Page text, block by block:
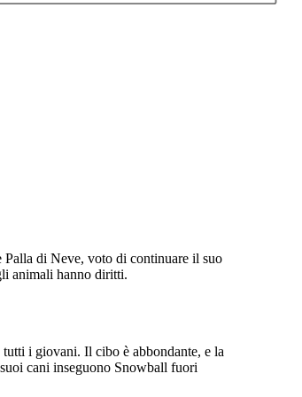
di Neve, voto di continuare il suo
animali hanno diritti.
i giovani. Il cibo è abbondante, e la
cani inseguono Snowball fuori